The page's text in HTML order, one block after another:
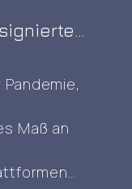
GITEX-Messe
gut geplante
Maß an